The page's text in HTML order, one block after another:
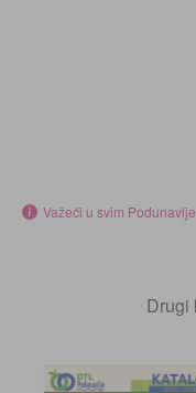
Važeći u svim
Drugi